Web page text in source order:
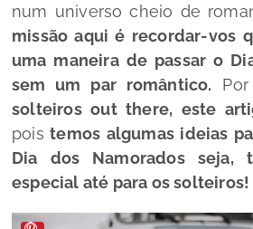
num universo cheio de
missão aqui é recordar-vos
uma maneira de passar o
sem um par romântico.
solteiros out there, este
pois temos algumas ideias
Dia dos Namorados seja,
especial até para os solteiros!